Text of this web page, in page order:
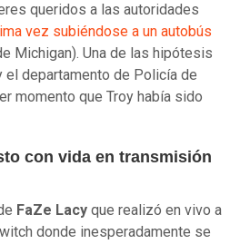
queridos a las autoridades
vez subiéndose a un autobús
Michigan). Una de las hipótesis
el departamento de Policía de
momento que Troy había sido
con vida en transmisión
FaZe Lacy que realizó en vivo a
donde inesperadamente se